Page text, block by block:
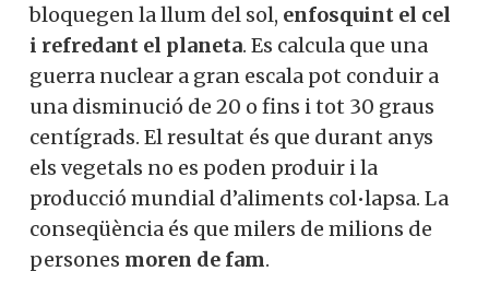
bloquegen la llum del sol, enfosquint el cel
i refredant el planeta. Es calcula que una
guerra nuclear a gran escala pot conduir a
una disminució de 20 o fins i tot 30 graus
centígrads. El resultat és que durant anys
els vegetals no es poden produir i la
producció mundial d’aliments col•lapsa. La
conseqüència és que milers de milions de
persones moren de fam.